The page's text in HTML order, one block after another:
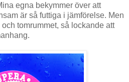
egna bekymmer över att
är så futtiga i jämförelse. Men
tomrummet, så lockande att